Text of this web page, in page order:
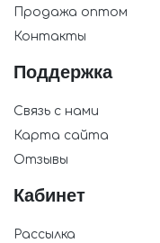
Продажа оптом
Контакты
Поддержка
Связь с нами
Карта сайта
Отзывы
Кабинет
Рассылка